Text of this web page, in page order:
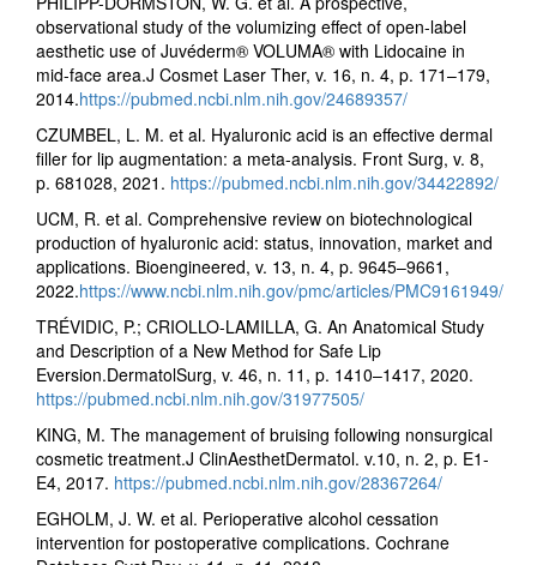
observational study of the volumizing effect of open-label
aesthetic use of Juvéderm® VOLUMA® with Lidocaine in
mid-face area.J Cosmet Laser Ther, v. 16, n. 4, p. 171–179,
2014.https://pubmed.ncbi.nlm.nih.gov/24689357/
CZUMBEL, L. M. et al. Hyaluronic acid is an effective dermal
filler for lip augmentation: a meta-analysis. Front Surg, v. 8,
p. 681028, 2021. https://pubmed.ncbi.nlm.nih.gov/34422892/
UCM, R. et al. Comprehensive review on biotechnological
production of hyaluronic acid: status, innovation, market and
applications. Bioengineered, v. 13, n. 4, p. 9645–9661,
2022.https://www.ncbi.nlm.nih.gov/pmc/articles/PMC9161949/
TRÉVIDIC, P.; CRIOLLO-LAMILLA, G. An Anatomical Study
and Description of a New Method for Safe Lip
Eversion.DermatolSurg, v. 46, n. 11, p. 1410–1417, 2020.
https://pubmed.ncbi.nlm.nih.gov/31977505/
KING, M. The management of bruising following nonsurgical
cosmetic treatment.J ClinAesthetDermatol. v.10, n. 2, p. E1-
E4, 2017. https://pubmed.ncbi.nlm.nih.gov/28367264/
EGHOLM, J. W. et al. Perioperative alcohol cessation
intervention for postoperative complications. Cochrane